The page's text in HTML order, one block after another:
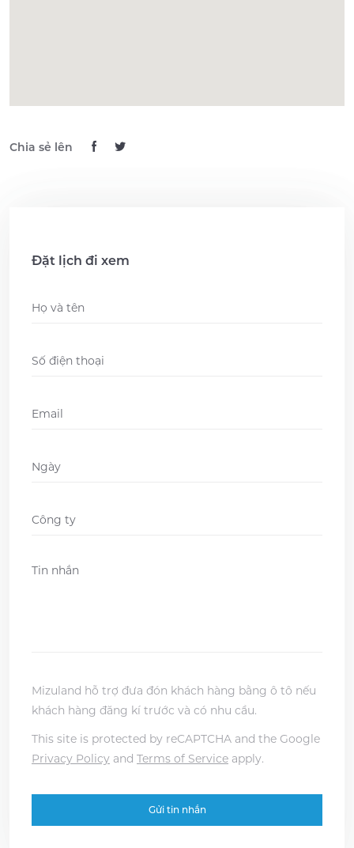
Chia sẻ lên
Đặt lịch đi xem
Name *
Phone
Email
Ngày
YYYY
Company
Message
Mizuland hỗ trợ đưa đón khách hàng bằng ô tô nếu
khách hàng đăng kí trước và có nhu cầu.
This site is protected by reCAPTCHA and the Google
Privacy Policy and Terms of Service apply.